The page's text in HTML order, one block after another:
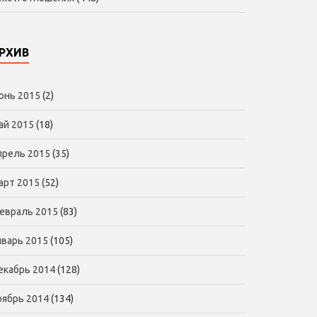
2015 (2)
2015 (18)
2015 (35)
2015 (52)
2015 (83)
2015 (105)
2014(128)
2014(134)